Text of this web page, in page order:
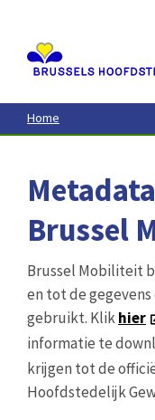
contenu
principal
Home
Brussel
Brussel Mobiliteit
en tot de
gebruikt. Klikhier
informatie te
krijgen tot de
Hoofdstedelijk